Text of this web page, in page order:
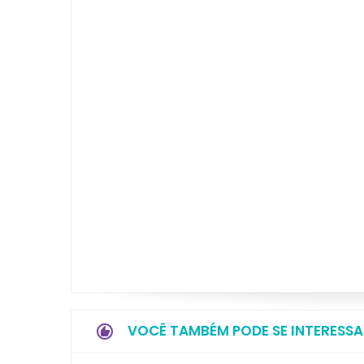
VOCÊ TAMBÉM PODE SE